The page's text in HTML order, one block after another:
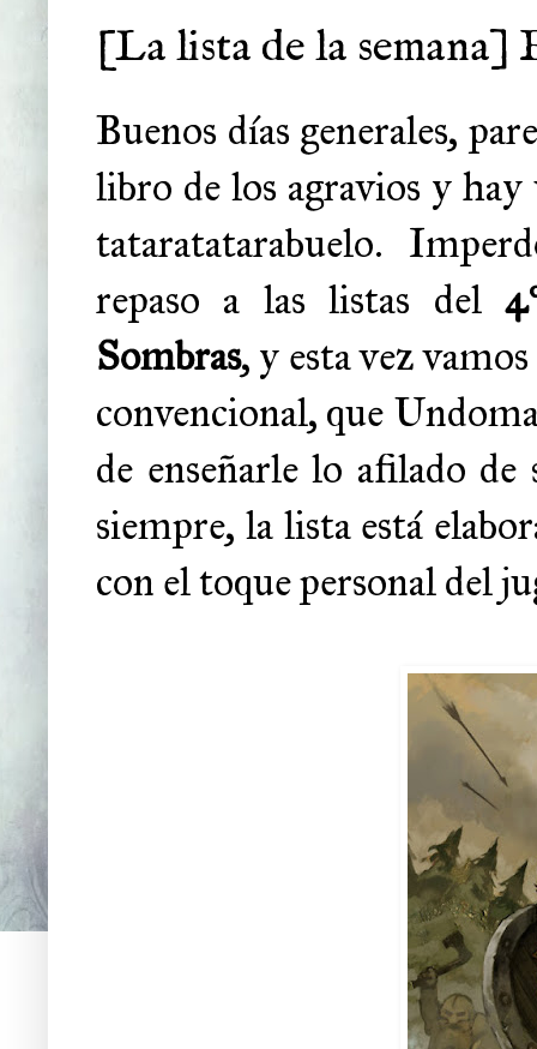
[La lista de la semana]
Buenos días generales,
libro de los agravios y hay
tataratatarabuelo.
repaso a las listas del
Sombras, y esta vez
convencional, que
de enseñarle lo afilado
siempre, la lista está
con el toque personal del